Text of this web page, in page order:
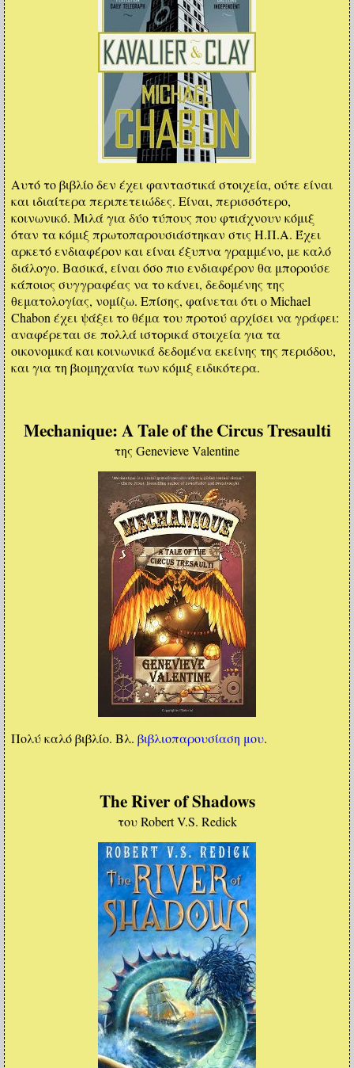
Αυτό το βιβλίο δεν έχει φανταστικά στοιχεία, ούτε είναι
και ιδιαίτερα περιπετειώδες. Είναι, περισσότερο,
κοινωνικό. Μιλά για δύο τύπους που φτιάχνουν κόμιξ
όταν τα κόμιξ πρωτοπαρουσιάστηκαν στις Η.Π.Α. Έχει
αρκετό ενδιαφέρον και είναι έξυπνα γραμμένο, με καλό
διάλογο. Βασικά, είναι όσο πιο ενδιαφέρον θα μπορούσε
κάποιος συγγραφέας να το κάνει, δεδομένης της
θεματολογίας, νομίζω. Επίσης, φαίνεται ότι ο Michael
Chabon έχει ψάξει το θέμα του προτού αρχίσει να γράφει:
αναφέρεται σε πολλά ιστορικά στοιχεία για τα
οικονομικά και κοινωνικά δεδομένα εκείνης της περιόδου,
και για τη βιομηχανία των κόμιξ ειδικότερα.
Mechanique: A Tale of the Circus Tresaulti
της Genevieve Valentine
Πολύ καλό βιβλίο. Βλ. βιβλιοπαρουσίαση μου.
The River of Shadows
του Robert V.S. Redick